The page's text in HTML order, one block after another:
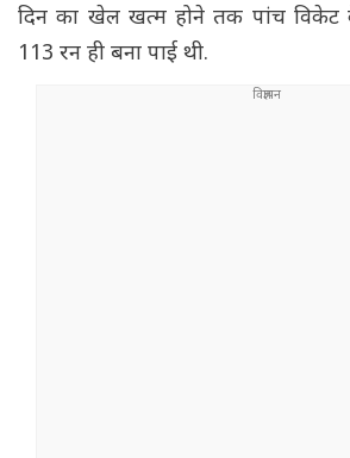
दिन का खेल खत्म होने तक पांच
113 रन ही बना पाई थी.